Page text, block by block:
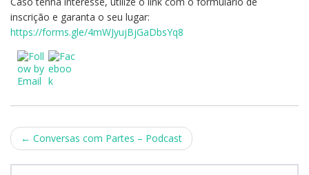
inscrição e garanta o seu lugar:
https://forms.gle/4mWJyujBjGaDbsYq8
Post
navigation
← Conversas com Partes – Podcast